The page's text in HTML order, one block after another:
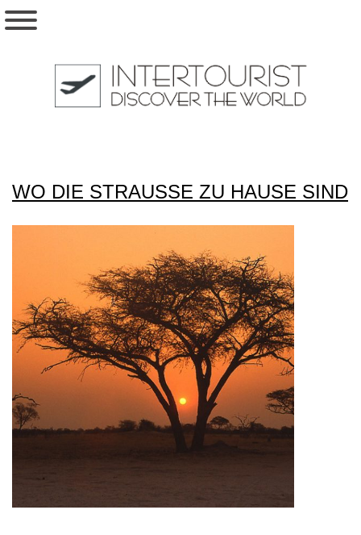
WO DIE STRAUSSE ZU HAUSE SIND